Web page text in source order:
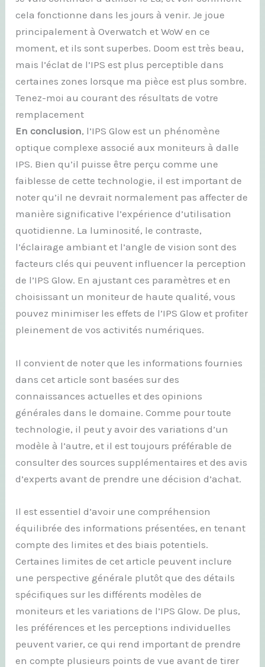
cela fonctionne dans les jours à venir. Je joue
principalement à Overwatch et WoW en ce
moment, et ils sont superbes. Doom est très beau,
mais l’éclat de l’IPS est plus perceptible dans
certaines zones lorsque ma pièce est plus sombre.
Tenez-moi au courant des résultats de votre
remplacement
En conclusion, l’IPS Glow est un phénomène
optique complexe associé aux moniteurs à dalle
IPS. Bien qu’il puisse être perçu comme une
faiblesse de cette technologie, il est important de
noter qu’il ne devrait normalement pas affecter de
manière significative l’expérience d’utilisation
quotidienne. La luminosité, le contraste,
l’éclairage ambiant et l’angle de vision sont des
facteurs clés qui peuvent influencer la perception
de l’IPS Glow. En ajustant ces paramètres et en
choisissant un moniteur de haute qualité, vous
pouvez minimiser les effets de l’IPS Glow et profiter
pleinement de vos activités numériques.
Il convient de noter que les informations fournies
dans cet article sont basées sur des
connaissances actuelles et des opinions
générales dans le domaine. Comme pour toute
technologie, il peut y avoir des variations d’un
modèle à l’autre, et il est toujours préférable de
consulter des sources supplémentaires et des avis
d’experts avant de prendre une décision d’achat.
Il est essentiel d’avoir une compréhension
équilibrée des informations présentées, en tenant
compte des limites et des biais potentiels.
Certaines limites de cet article peuvent inclure
une perspective générale plutôt que des détails
spécifiques sur les différents modèles de
moniteurs et les variations de l’IPS Glow. De plus,
les préférences et les perceptions individuelles
peuvent varier, ce qui rend important de prendre
en compte plusieurs points de vue avant de tirer